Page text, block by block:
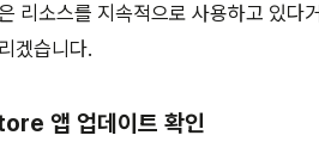
리소스를 지속적으로 사용하고 있
겠습니다.
앱 업데이트 확인